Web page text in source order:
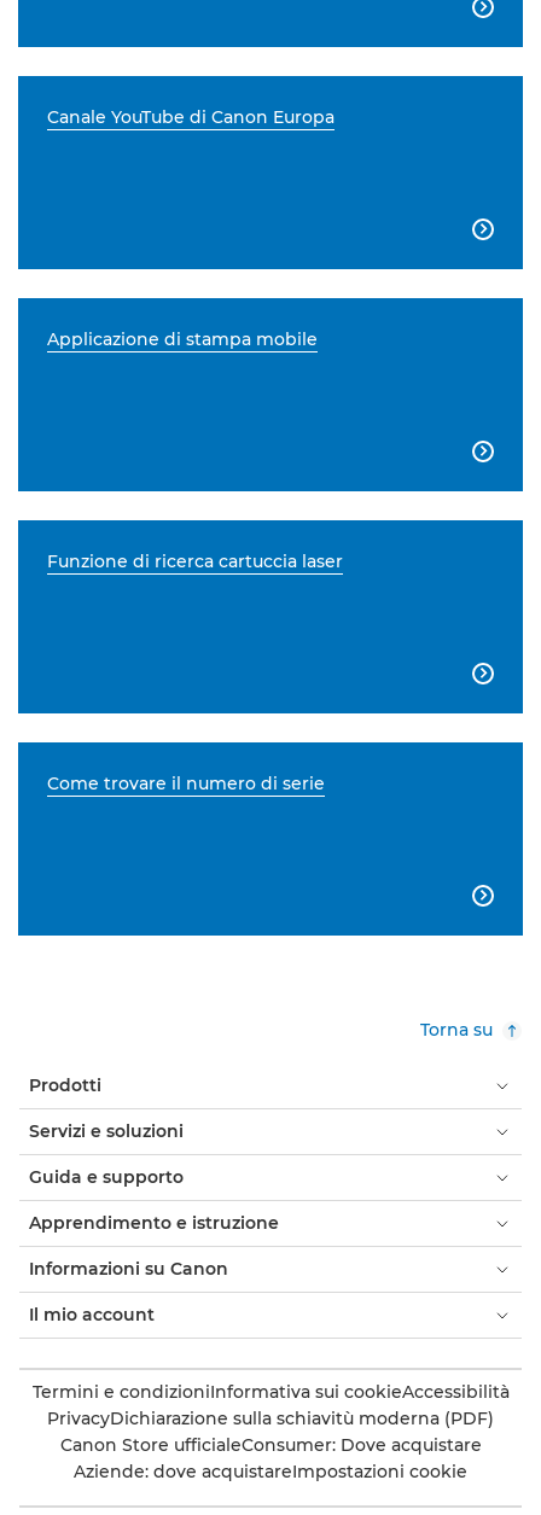

Canale YouTube di Canon Europa

Applicazione di stampa mobile

Funzione di ricerca cartuccia laser

Come trovare il numero di serie

Torna su
Prodotti
Servizi e soluzioni
Guida e supporto
Apprendimento e istruzione
Informazioni su Canon
Il mio account
Termini e condizioniInformativa sui cookieAccessibilità
PrivacyDichiarazione sulla schiavitù moderna (PDF)
Canon Store ufficialeConsumer: Dove acquistare
Aziende: dove acquistareImpostazioni cookie